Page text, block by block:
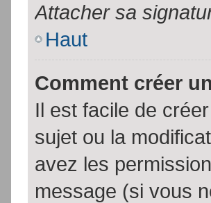
Attacher sa
Haut
Comment créer
Il est facile de
sujet ou la
avez les
message (si vous